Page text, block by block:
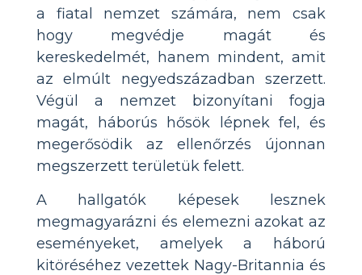
a fiatal nemzet számára, nem csak
hogy megvédje magát és
kereskedelmét, hanem mindent, amit
az elmúlt negyedszázadban szerzett.
Végül a nemzet bizonyítani fogja
magát, háborús hősök lépnek fel, és
megerősödik az ellenőrzés újonnan
megszerzett területük felett.
A hallgatók képesek lesznek
megmagyarázni és elemezni azokat az
eseményeket, amelyek a háború
kitöréséhez vezettek Nagy-Britannia és